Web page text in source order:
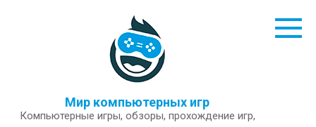
Мир компьютерных игр
Компьютерные игры, обзоры, прохождение игр,